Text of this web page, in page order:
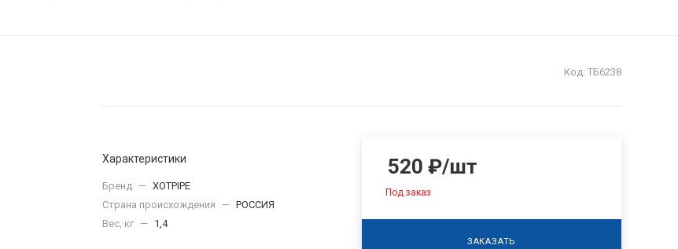
Код: ТБ6238
Характеристики
Бренд — XOTPIPE
Страна происхождения
— РОССИЯ
Вес, кг — 1,4
520 ₽/шт
Под заказ
ЗАКАЗАТЬ